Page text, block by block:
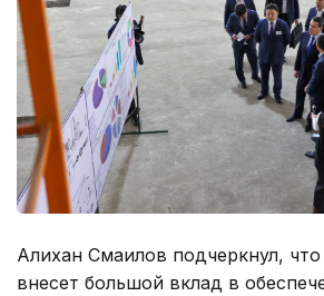
Алихан Смаилов подчеркнул,
внесет большой вклад в